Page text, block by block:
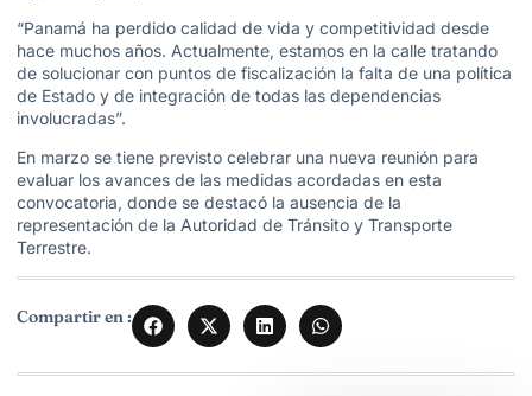
“Panamá ha perdido calidad de vida y competitividad desde
hace muchos años. Actualmente, estamos en la calle tratando
de solucionar con puntos de fiscalización la falta de una política
de Estado y de integración de todas las dependencias
involucradas”.
En marzo se tiene previsto celebrar una nueva reunión para
evaluar los avances de las medidas acordadas en esta
convocatoria, donde se destacó la ausencia de la
representación de la Autoridad de Tránsito y Transporte
Terrestre.
Compartir en :